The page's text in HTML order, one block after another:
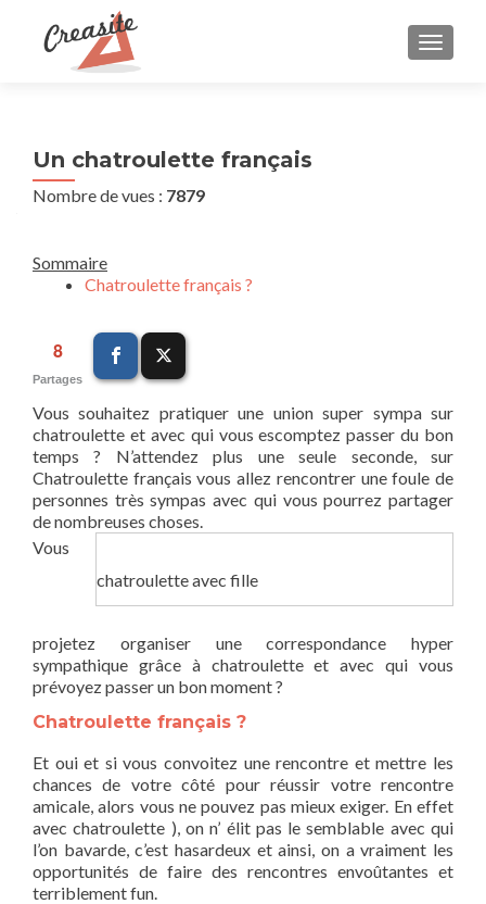
Un chatroulette français
Nombre de vues : 7879
Sommaire
Chatroulette français ?
8
Partages
Vous souhaitez pratiquer une union super sympa sur
chatroulette et avec qui vous escomptez passer du bon
temps ? N’attendez plus une seule seconde, sur
Chatroulette français vous allez rencontrer une foule de
personnes très sympas avec qui vous pourrez partager
de nombreuses choses.
chatroulette avec fille
Vous
projetez organiser une correspondance hyper
sympathique grâce à chatroulette et avec qui vous
prévoyez passer un bon moment ?
Chatroulette français ?
Et oui et si vous convoitez une rencontre et mettre les
chances de votre côté pour réussir votre rencontre
amicale, alors vous ne pouvez pas mieux exiger. En effet
avec chatroulette ), on n’ élit pas le semblable avec qui
l’on bavarde, c’est hasardeux et ainsi, on a vraiment les
opportunités de faire des rencontres envoûtantes et
terriblement fun.